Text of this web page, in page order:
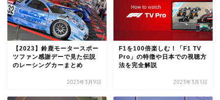
【2023】鈴鹿モータースポー
ツファン感謝デーで見た伝説
のレーシングカーまとめ
2023年3月9日
F1を100倍楽しむ！「F1 TV
Pro」の特徴や日本での視聴方
法を完全解説
2023年3月1日